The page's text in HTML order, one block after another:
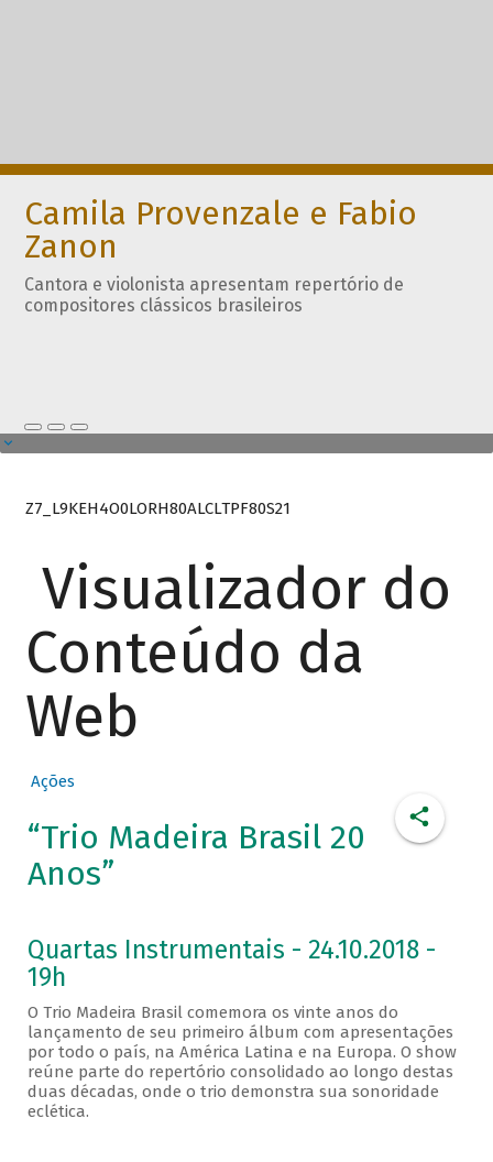
Camila Provenzale e Fabio
Zanon
Cantora e violonista apresentam repertório de
compositores clássicos brasileiros
Z7_L9KEH4O0LORH80ALCLTPF80S21
Visualizador do
Conteúdo da
Web
Ações
“Trio Madeira Brasil 20
Anos”
Quartas Instrumentais - 24.10.2018 -
19h
O Trio Madeira Brasil comemora os vinte anos do
lançamento de seu primeiro álbum com apresentações
por todo o país, na América Latina e na Europa. O show
reúne parte do repertório consolidado ao longo destas
duas décadas, onde o trio demonstra sua sonoridade
eclética.